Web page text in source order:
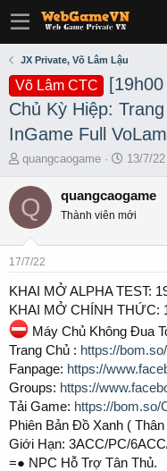
JX Private, Võ Lâm Lậu
Võ Lâm CTC
Chủ Kỳ Hiệp:
InGame Full
T
r
e
s
a
t
e
r
quangcaogame
S
a
r
t
e
13/7/22
Q quangcaogame
Thành viên mới
17/7/22
KHAI MỞ ALPHA TEST:
KHAI MỞ CHÍNH THỨC:
Máy Chủ Không Đua
Trang Chủ : https://
Fanpage: https://
Groups: https://
Tải Game: https://bom.so/
Phiên Bản Đồ Xanh (
Giới Hạn: 3ACC/PC/
=● NPC Hỗ Trợ Tân Thủ.